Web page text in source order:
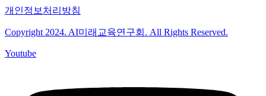
개인정보처리방침
Copyright 2024. AI미래교육연구회. All Rights Reserved.
Youtube